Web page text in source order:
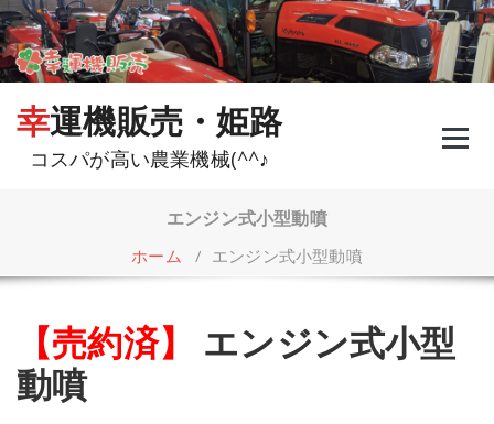
コ
ン
テ
ン
幸運機販売・姫路
コスパが高い農業機械(^^♪
エンジン式小型動噴
ホーム / エンジン式小型動噴
【売約済】
エンジン式小型
動噴